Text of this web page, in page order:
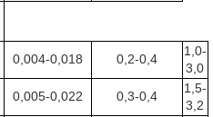
0,004-0,018 0,2-0,4
1,0-
3,0
0,005-0,022 0,3-0,4
1,5-
3,2